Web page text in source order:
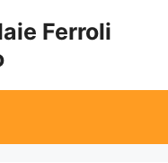
Ferroli